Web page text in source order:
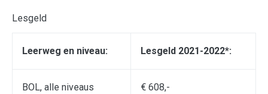
Lesgeld
Leerweg en niveau: Lesgeld 2021-2022*:
BOL, alle niveaus € 608,-